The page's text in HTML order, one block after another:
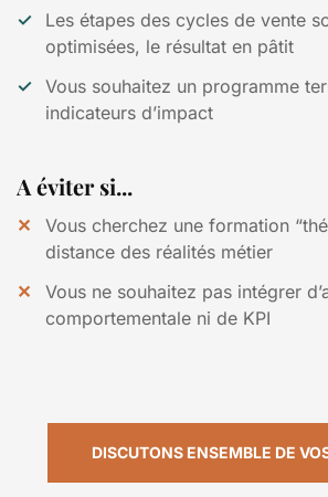
Les étapes des cycles de vente
optimisées, le résultat en pâtit
Vous souhaitez un programme
indicateurs d’impact
A éviter si...
Vous cherchez une formation
distance des réalités métier
Vous ne souhaitez pas intégrer
comportementale ni de KPI
DISCUTONS ENSEMBLE DE